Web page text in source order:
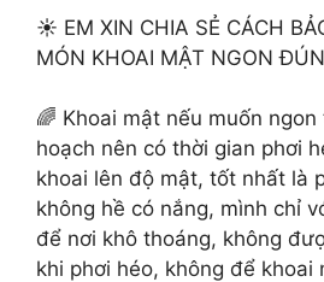
☀️ EM XIN CHIA SẺ CÁCH
MÓN KHOAI MẬT NGON
🌈 Khoai mật nếu muốn
hoạch nên có thời gian phơi
khoai lên độ mật, tốt nhất là
không hề có nắng, mình chỉ
để nơi khô thoáng, không
khi phơi héo, không để khoai